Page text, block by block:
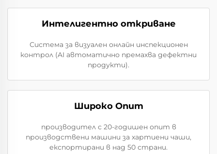
Интелигентно откриване
Система за визуален онлайн инспекционен
контрол (AI автоматично премахва дефектни
продукти).
Широко Опит
производител с 20-годишен опит в
производствени машини за хартиени чаши,
експортирани в над 50 страни.